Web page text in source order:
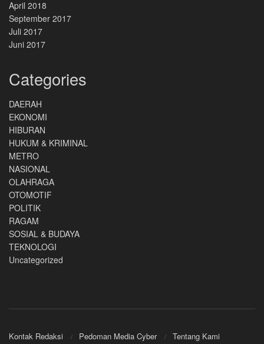
April 2018
September 2017
Juli 2017
Juni 2017
Categories
DAERAH
EKONOMI
HIBURAN
HUKUM & KRIMINAL
METRO
NASIONAL
OLAHRAGA
OTOMOTIF
POLITIK
RAGAM
SOSIAL & BUDAYA
TEKNOLOGI
Uncategorized
Kontak Redaksi Pedoman Media Cyber Tentang Kami